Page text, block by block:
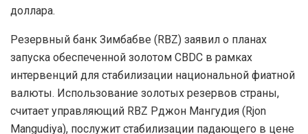
доллара.
Резервный банк Зимбабве (RBZ) заявил о планах
запуска обеспеченной золотом CBDC в рамках
интервенций для стабилизации национальной фиатной
валюты. Использование золотых резервов страны,
считает управляющий RBZ Рджон Мангудия (Rjon
Mangudiya), послужит стабилизации падающего в цене